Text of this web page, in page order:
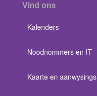
Vind ons
Kalenders
Noodnommers en IT
Kaarte en aanwysings